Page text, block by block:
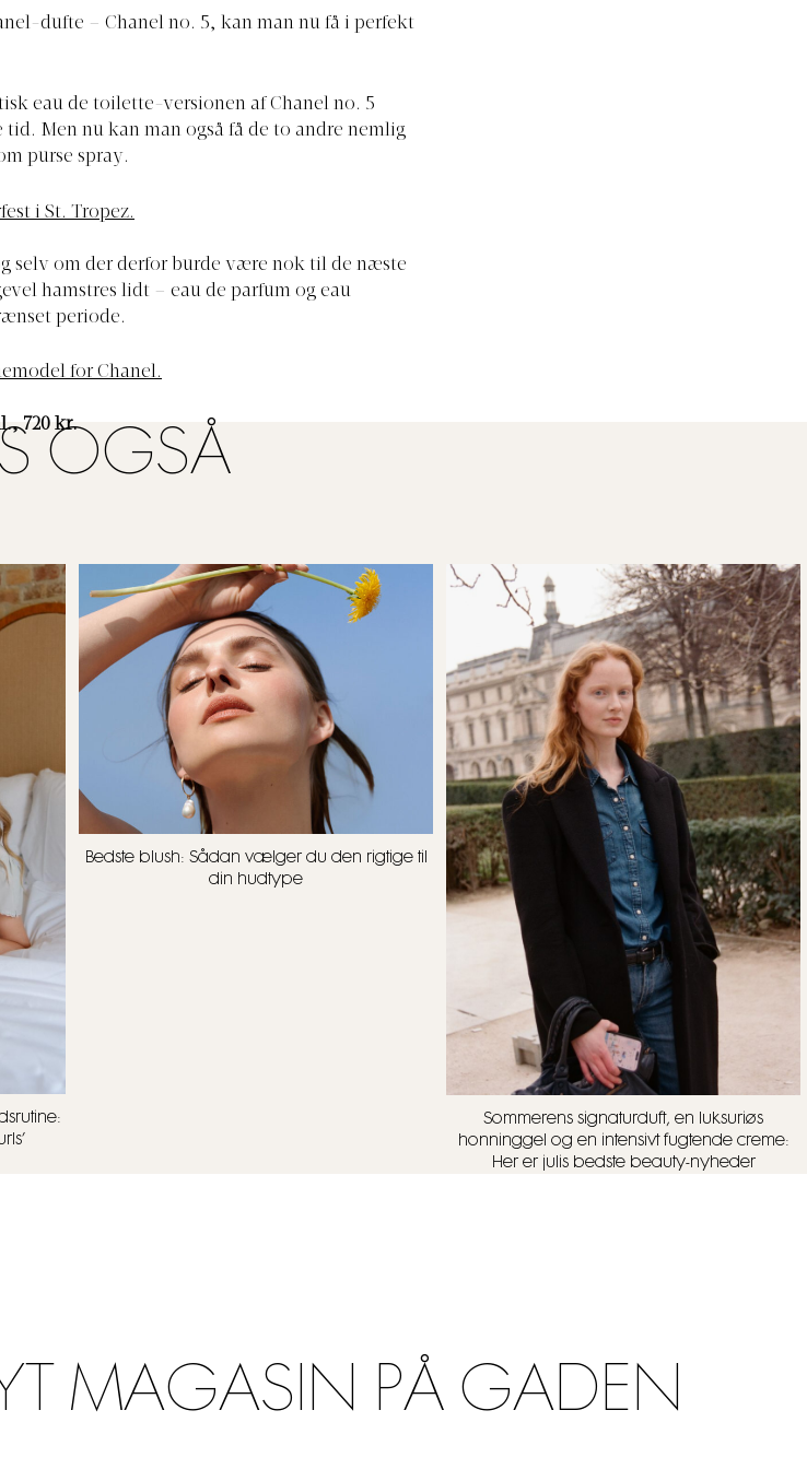
dufte – Chanel no. 5, kan man nu få i perfekt
eau de toilette-versionen af Chanel no. 5
Men nu kan man også få de to andre nemlig
purse spray.
i St. Tropez.
selv om der derfor burde være nok til de næste
hamstres lidt – eau de parfum og eau
periode.
for Chanel.
720 kr.OGSÅ
Bedste blush: Sådan vælger du den rigtige til
din hudtype
Sommerens signaturduft, en luksuriøs
honninggel og en intensivt fugtende creme:
Her er julis bedste beauty-nyheder
MAGASIN PÅ GADEN